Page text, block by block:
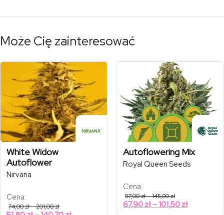
Może Cię zainteresować
White Widow
Autoflower
Nirvana
Cena:
74,00zł–201,00złZakres
cen:
Autoflowering Mix
Royal Queen Seeds
Cena:
97,00zł–145,00złZakres
cen:
od
67,90 zł – 101,50 złZakres
cen: